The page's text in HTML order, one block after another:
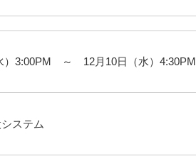
）3:00PM ～ 12月10日（水）4:30PM
ステム